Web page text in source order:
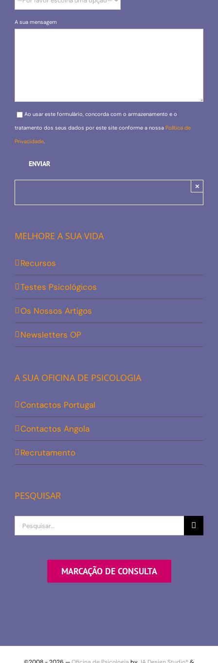
A sua mensagem
Please leave this field empty.
Ao usar este formulário, concorda com o armazenamento e o
tratamento dos seus dados por este site conforme a nossa Política de
Privacidade.
×
MELHORE A SUA VIDA
Recursos
Testes Psicológicos
Os Nossos Artigos
Newsletters OP
A SUA OFICINA DE PSICOLOGIA
Contactos Portugal
Contactos Angola
Recrutamento
PESQUISAR
Procurar
por
MARCAÇÃO DE CONSULTA